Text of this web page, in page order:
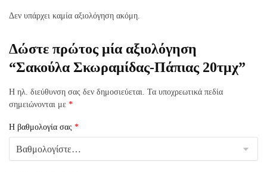
Δεν υπάρχει καμία αξιολόγηση ακόμη.
Δώστε πρώτος μία αξιολόγηση
“Σακούλα Σκωραμίδας-Πάπιας 20τμχ”
Η ηλ. διεύθυνση σας δεν δημοσιεύεται. Τα υποχρεωτικά πεδία
σημειώνονται με *
Η βαθμολογία σας *